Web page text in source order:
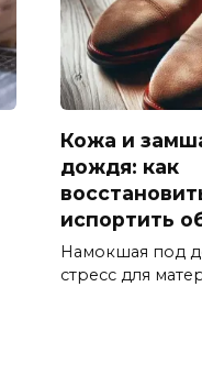
Кожа и
дождя: как
испортить
Намокшая под
стресс для